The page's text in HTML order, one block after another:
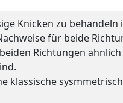
Knicken zu
für beide
Richtungen
klassische